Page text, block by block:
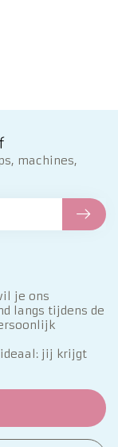
je ons
langs tijdens de
ideaal: jij krijgt
machines,